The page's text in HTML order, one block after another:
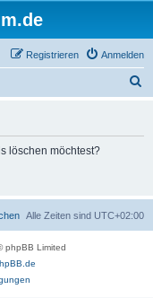
Anmelden
Registrieren
löschen möchtest?
Alle Zeiten sind UTC+02:00
phpBB Limited